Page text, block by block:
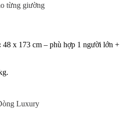
từng giường
48 x 173 cm – phù hợp 1 người lớn +
Luxury